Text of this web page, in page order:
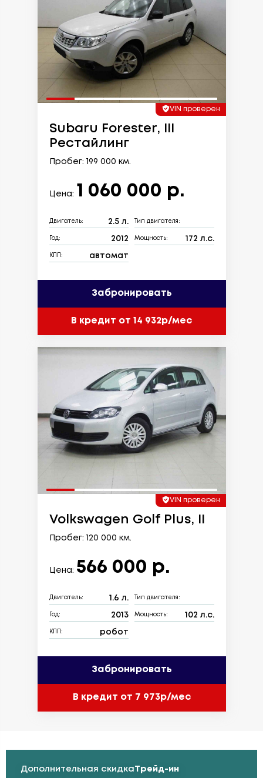
VIN проверен
Subaru Forester, III
Рестайлинг
Пробег: 199 000 км.
Цена: 1 060 000 р.
Двигатель: 2.5 л. Тип двигателя:
Год: 2012 Мощность: 172 л.с.
КПП: автомат
Забронировать
В кредит от 14 932р/мес
VIN проверен
Volkswagen Golf Plus, II
Пробег: 120 000 км.
Цена: 566 000 р.
Двигатель: 1.6 л. Тип двигателя:
Год: 2013 Мощность: 102 л.с.
КПП: робот
Забронировать
В кредит от 7 973р/мес
Дополнительная скидкаТрейд-ин